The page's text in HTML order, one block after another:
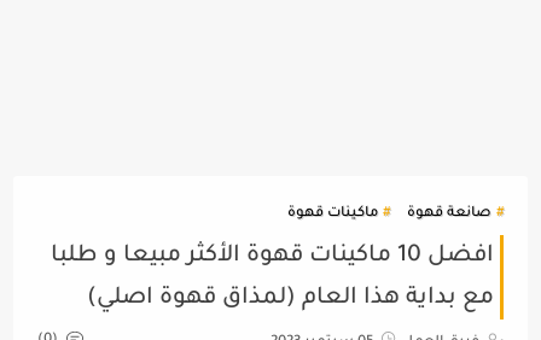
صانعة قهوة ماكينات قهوة
افضل 10 ماكينات قهوة الأكثر مبيعا و طلبا
مع بداية هذا العام (لمذاق قهوة اصلي)